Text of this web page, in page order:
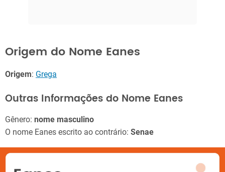
Origem do Nome Eanes
Origem: Grega
Outras Informações do Nome Eanes
Gênero: nome masculino
O nome Eanes escrito ao contrário: Senae